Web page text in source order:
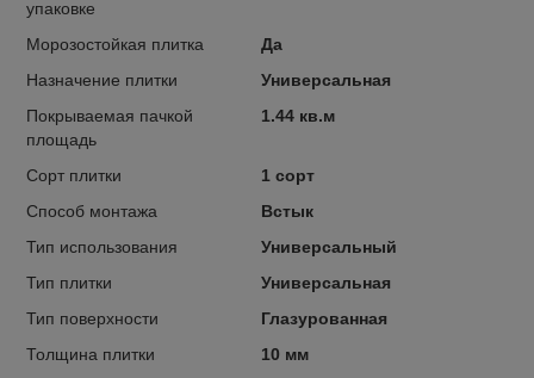
упаковке
Морозостойкая плитка
Да
Назначение плитки
Универсальная
Покрываемая пачкой
площадь
1.44 кв.м
Сорт плитки
1 сорт
Способ монтажа
Встык
Тип использования
Универсальный
Тип плитки
Универсальная
Тип поверхности
Глазурованная
Толщина плитки
10 мм